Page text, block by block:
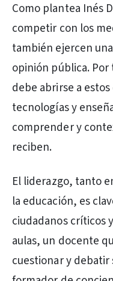
Como plantea Inés
competir con los
también ejercen
opinión pública.
debe abrirse a
tecnologías y
comprender y
reciben.
El liderazgo, tanto
la educación, es
ciudadanos críticos
aulas, un docente
cuestionar y